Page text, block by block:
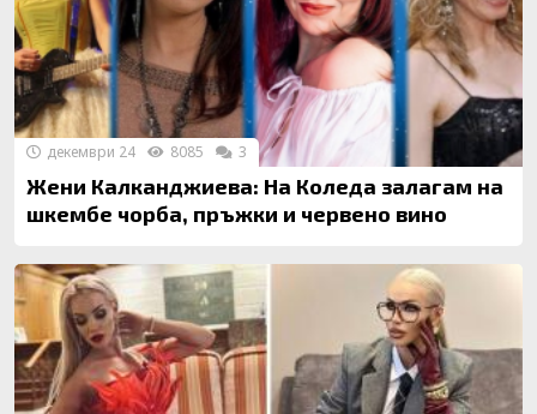
Жени Калканджиева: На Коледа залагам на
шкембе чорба, пръжки и червено вино
декември 24 8085 3